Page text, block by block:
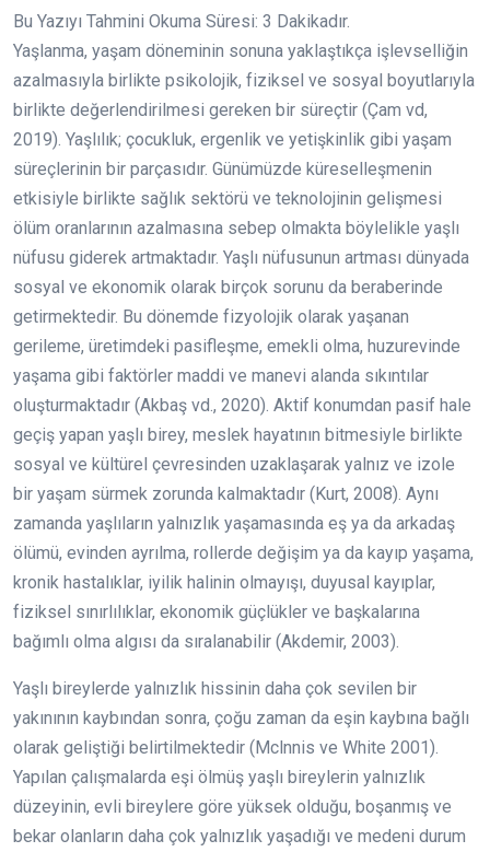
Bu Yazıyı Tahmini Okuma Süresi: 3 Dakikadır.
Yaşlanma, yaşam döneminin sonuna yaklaştıkça işlevselliğin
azalmasıyla birlikte psikolojik, fiziksel ve sosyal boyutlarıyla
birlikte değerlendirilmesi gereken bir süreçtir (Çam vd,
2019). Yaşlılık; çocukluk, ergenlik ve yetişkinlik gibi yaşam
süreçlerinin bir parçasıdır. Günümüzde küreselleşmenin
etkisiyle birlikte sağlık sektörü ve teknolojinin gelişmesi
ölüm oranlarının azalmasına sebep olmakta böylelikle yaşlı
nüfusu giderek artmaktadır. Yaşlı nüfusunun artması dünyada
sosyal ve ekonomik olarak birçok sorunu da beraberinde
getirmektedir. Bu dönemde fizyolojik olarak yaşanan
gerileme, üretimdeki pasifleşme, emekli olma, huzurevinde
yaşama gibi faktörler maddi ve manevi alanda sıkıntılar
oluşturmaktadır (Akbaş vd., 2020). Aktif konumdan pasif hale
geçiş yapan yaşlı birey, meslek hayatının bitmesiyle birlikte
sosyal ve kültürel çevresinden uzaklaşarak yalnız ve izole
bir yaşam sürmek zorunda kalmaktadır (Kurt, 2008). Aynı
zamanda yaşlıların yalnızlık yaşamasında eş ya da arkadaş
ölümü, evinden ayrılma, rollerde değişim ya da kayıp yaşama,
kronik hastalıklar, iyilik halinin olmayışı, duyusal kayıplar,
fiziksel sınırlılıklar, ekonomik güçlükler ve başkalarına
bağımlı olma algısı da sıralanabilir (Akdemir, 2003).
Yaşlı bireylerde yalnızlık hissinin daha çok sevilen bir
yakınının kaybından sonra, çoğu zaman da eşin kaybına bağlı
olarak geliştiği belirtilmektedir (Mclnnis ve White 2001).
Yapılan çalışmalarda eşi ölmüş yaşlı bireylerin yalnızlık
düzeyinin, evli bireylere göre yüksek olduğu, boşanmış ve
bekar olanların daha çok yalnızlık yaşadığı ve medeni durum